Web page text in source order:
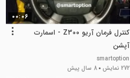
00:06
کنترل فرمان آریو Z300 - اسمارت
آپشن
smartoption
272 نمایش
8 سال پیش